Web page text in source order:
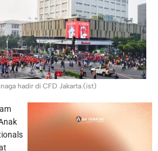
Diimbau Tidak Memberikan Hadiah
hadir di CFD Jakarta.(ist)